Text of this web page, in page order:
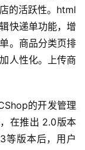
的活跃性。html
快递单功能，增
。商品分类页排
人性化。上传商
在推出 2.0版本
等版本后，用户